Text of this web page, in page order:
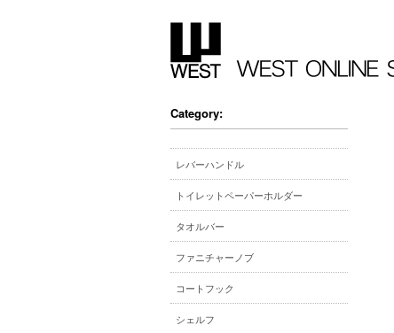
Category:
レバーハンドル
トイレットペーパーホルダー
タオルバー
ファニチャーノブ
コートフック
シェルフ